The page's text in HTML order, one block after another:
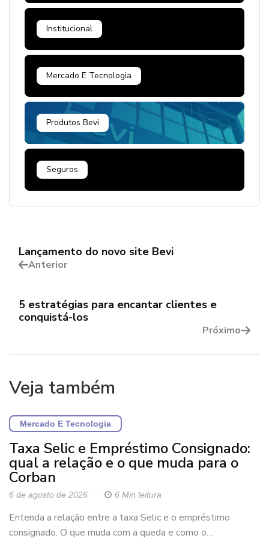
Institucional
Mercado E Tecnologia
Produtos Bevi
Seguros
Anterior
Lançamento do novo site Bevi
Próximo
5 estratégias para encantar clientes e
conquistá-los
Veja também
Mercado E Tecnologia
Taxa Selic e Empréstimo Consignado:
qual a relação e o que muda para o
Corban
6 de agosto de 2026 6 Min leitura
Entenda a relação entre a taxa Selic e o empréstimo
consignado. O que muda com a queda e como o…